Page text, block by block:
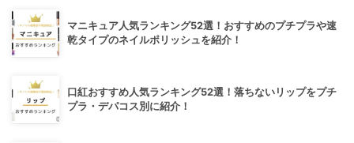
マニキュア人気ランキング52選！おすすめのプチプラや速
乾タイプのネイルポリッシュを紹介！
口紅おすすめ人気ランキング52選！落ちないリップをプチ
プラ・デパコス別に紹介！